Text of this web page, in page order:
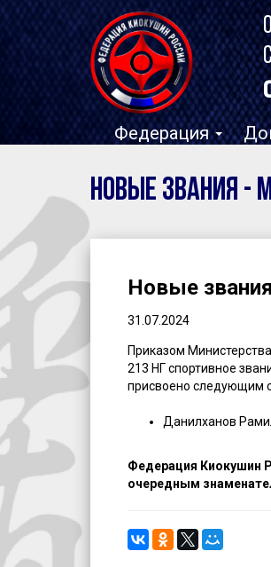
Федерация
Новые звания -
Новые
31.07.2024
Приказом
213 НГ спортивное
присвоено следующим
Данилханов
Федерация Киокушин
очередным